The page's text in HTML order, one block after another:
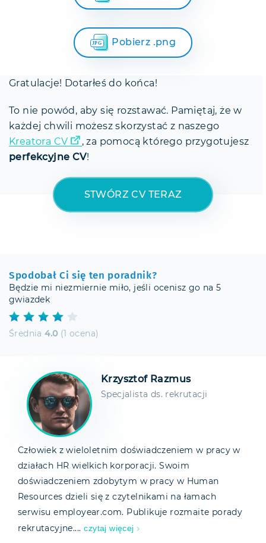
Pobierz .png
Gratulacje! Dotarłeś do końca!
To nie powód, aby się rozstawać. Pamiętaj, że w
każdej chwili możesz skorzystać z naszego
Kreatora CV
, za pomocą którego przygotujesz
perfekcyjne CV!
STWÓRZ CV TERAZ
Spodobał Ci się ten poradnik?
Będzie mi niezmiernie miło, jeśli ocenisz go na 5
gwiazdek
Średnia4.0 (1 ocena)
Krzysztof Razmus
Specjalista ds. rekrutacji
Człowiek z wieloletnim doświadczeniem w pracy w
działach HR wielkich korporacji. Swoim
doświadczeniem zdobytym w pracy w Human
Resources dzieli się z czytelnikami na łamach
serwisu employear.com. Publikuje rozmaite porady
rekrutacyjne.... czytaj więcej